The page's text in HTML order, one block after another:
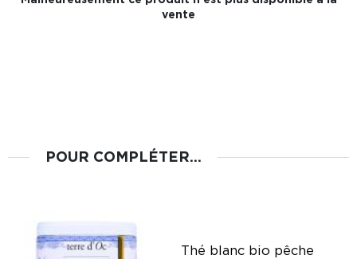
vente
POUR COMPLÉTER...
Thé blanc bio pêche